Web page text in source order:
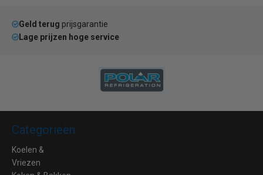
Geld terug prijsgarantie
Lage prijzen hoge service
Categorieën
Koelen &
Vriezen